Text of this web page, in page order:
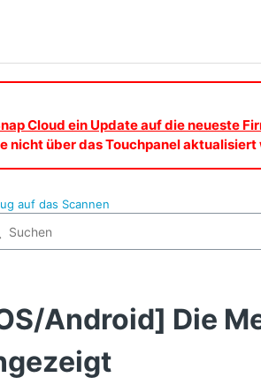
Cloud ein Update auf die neueste
nicht über das Touchpanel
auf das Scannen
Android] Die